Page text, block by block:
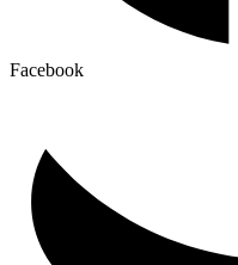
Facebook